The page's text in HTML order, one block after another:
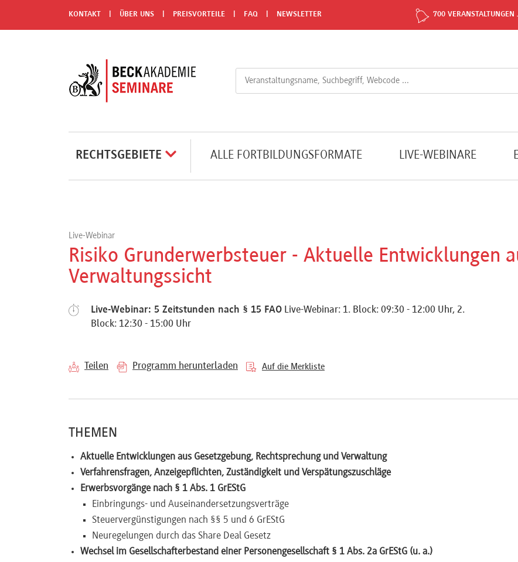
KONTAKT ÜBER UNS PREISVORTEILE FAQ NEWSLETTER 700
RECHTSGEBIETE ALLE FORTBILDUNGSFORMATE LIVE-WEBINARE
Live-Webinar
Risiko Grunderwerbsteuer - Aktuelle Entwicklungen
Verwaltungssicht
Live-Webinar: 5 Zeitstunden nach § 15 FAO Live-Webinar: 1. Block: 09:30 - 12:00 Uhr, 2.
Block: 12:30 - 15:00 Uhr
Teilen Programm herunterladen Auf die Merkliste
THEMEN
Aktuelle Entwicklungen aus Gesetzgebung, Rechtsprechung und Verwaltung
Verfahrensfragen, Anzeigepflichten, Zuständigkeit und Verspätungszuschläge
Erwerbsvorgänge nach § 1 Abs. 1 GrEStG
Einbringungs- und Auseinandersetzungsverträge
Steuervergünstigungen nach §§ 5 und 6 GrEStG
Neuregelungen durch das Share Deal Gesetz
Wechsel im Gesellschafterbestand einer Personengesellschaft § 1 Abs. 2a GrEStG (u. a.)